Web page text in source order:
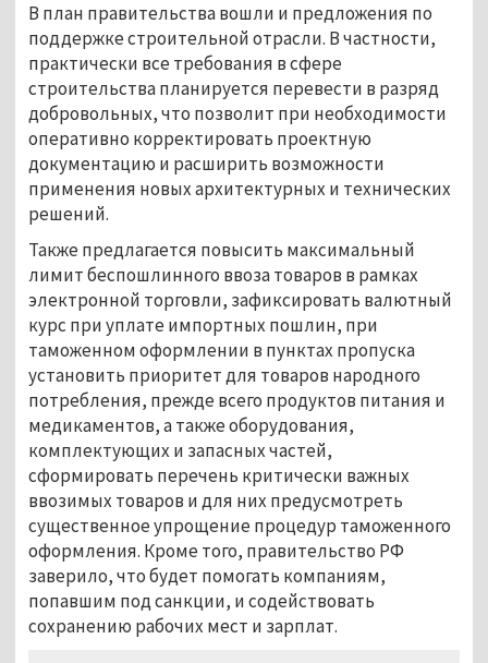
В план правительства вошли и предложения по
поддержке строительной отрасли. В частности,
практически все требования в сфере
строительства планируется перевести в разряд
добровольных, что позволит при необходимости
оперативно корректировать проектную
документацию и расширить возможности
применения новых архитектурных и технических
решений.
Также предлагается повысить максимальный
лимит беспошлинного ввоза товаров в рамках
электронной торговли, зафиксировать валютный
курс при уплате импортных пошлин, при
таможенном оформлении в пунктах пропуска
установить приоритет для товаров народного
потребления, прежде всего продуктов питания и
медикаментов, а также оборудования,
комплектующих и запасных частей,
сформировать перечень критически важных
ввозимых товаров и для них предусмотреть
существенное упрощение процедур таможенного
оформления. Кроме того, правительство РФ
заверило, что будет помогать компаниям,
попавшим под санкции, и содействовать
сохранению рабочих мест и зарплат.